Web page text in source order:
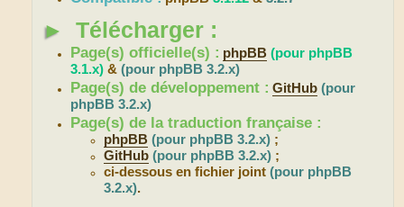
► Télécharger :
Page(s) officielle(s) : phpBB (pour phpBB
3.1.x) &(pour phpBB 3.2.x)
Page(s) de développement : GitHub (pour
phpBB 3.2.x)
Page(s) de la traduction française :
phpBB (pour phpBB 3.2.x) ;
GitHub (pour phpBB 3.2.x) ;
ci-dessous en fichier joint(pour phpBB
3.2.x).